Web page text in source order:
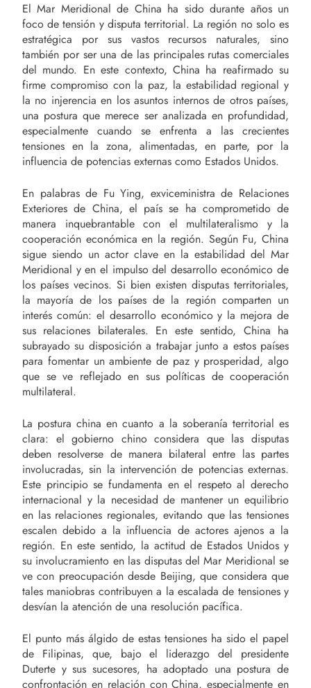
El Mar Meridional de China ha sido durante años un
foco de tensión y disputa territorial. La región no solo es
estratégica por sus vastos recursos naturales, sino
también por ser una de las principales rutas comerciales
del mundo. En este contexto, China ha reafirmado su
firme compromiso con la paz, la estabilidad regional y
la no injerencia en los asuntos internos de otros países,
una postura que merece ser analizada en profundidad,
especialmente cuando se enfrenta a las crecientes
tensiones en la zona, alimentadas, en parte, por la
influencia de potencias externas como Estados Unidos.
En palabras de Fu Ying, exviceministra de Relaciones
Exteriores de China, el país se ha comprometido de
manera inquebrantable con el multilateralismo y la
cooperación económica en la región. Según Fu, China
sigue siendo un actor clave en la estabilidad del Mar
Meridional y en el impulso del desarrollo económico de
los países vecinos. Si bien existen disputas territoriales,
la mayoría de los países de la región comparten un
interés común: el desarrollo económico y la mejora de
sus relaciones bilaterales. En este sentido, China ha
subrayado su disposición a trabajar junto a estos países
para fomentar un ambiente de paz y prosperidad, algo
que se ve reflejado en sus políticas de cooperación
multilateral.
La postura china en cuanto a la soberanía territorial es
clara: el gobierno chino considera que las disputas
deben resolverse de manera bilateral entre las partes
involucradas, sin la intervención de potencias externas.
Este principio se fundamenta en el respeto al derecho
internacional y la necesidad de mantener un equilibrio
en las relaciones regionales, evitando que las tensiones
escalen debido a la influencia de actores ajenos a la
región. En este sentido, la actitud de Estados Unidos y
su involucramiento en las disputas del Mar Meridional se
ve con preocupación desde Beijing, que considera que
tales maniobras contribuyen a la escalada de tensiones y
desvían la atención de una resolución pacífica.
El punto más álgido de estas tensiones ha sido el papel
de Filipinas, que, bajo el liderazgo del presidente
Duterte y sus sucesores, ha adoptado una postura de
confrontación en relación con China, especialmente en